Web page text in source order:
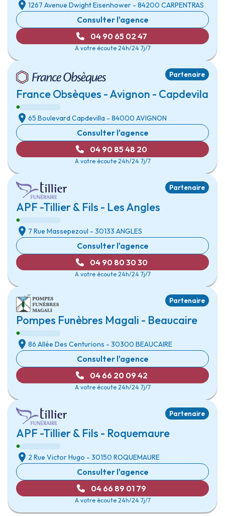
1267 Avenue Dwight Eisenhower - 84200 CARPENTRAS
Consulter l'agence
04 90 65 02 47
A votre écoute 24h/24 7j/7
Partenaire
France Obsèques - Avignon - Capdevila
65 Boulevard Capdevilla - 84000 AVIGNON
Consulter l'agence
04 90 85 48 20
A votre écoute 24h/24 7j/7
Partenaire
APF -Tillier & Fils - Les Angles
7 Rue Massepezoul - 30133 ANGLES
Consulter l'agence
04 90 80 30 30
A votre écoute 24h/24 7j/7
Partenaire
Pompes Funèbres Magali - Beaucaire
86 Allée Des Centurions - 30300 BEAUCAIRE
Consulter l'agence
04 66 20 09 42
A votre écoute 24h/24 7j/7
Partenaire
APF -Tillier & Fils - Roquemaure
2 Rue Victor Hugo - 30150 ROQUEMAURE
Consulter l'agence
04 66 89 01 79
A votre écoute 24h/24 7j/7